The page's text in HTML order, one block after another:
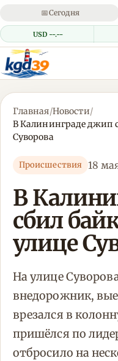
📅Сегодня
USD --.--
Главная/Новости/
В Калининграде джип
Суворова
Происшествия 18
В
сбил
улице
На улице
внедорожник,
врезался в
пришёлся по
отбросило на